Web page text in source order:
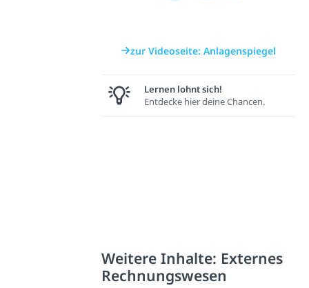
zur Videoseite: Anlagenspiegel
Lernen lohnt sich!
Entdecke hier deine Chancen.
Weitere Inhalte: Externes
Rechnungswesen